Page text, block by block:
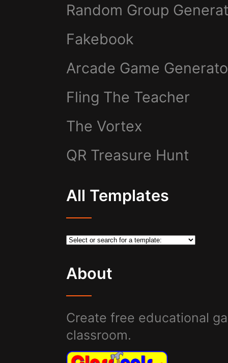
Random Group
Fakebook
Arcade Game
Fling The Teacher
The Vortex
QR Treasure Hunt
All Templates
About
Create free educational
classroom.